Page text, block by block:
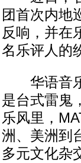
团首次内地
反响，并在
名乐评人的
华语音乐
是台式雷鬼
乐风里，
洲、美洲到
多元文化杂